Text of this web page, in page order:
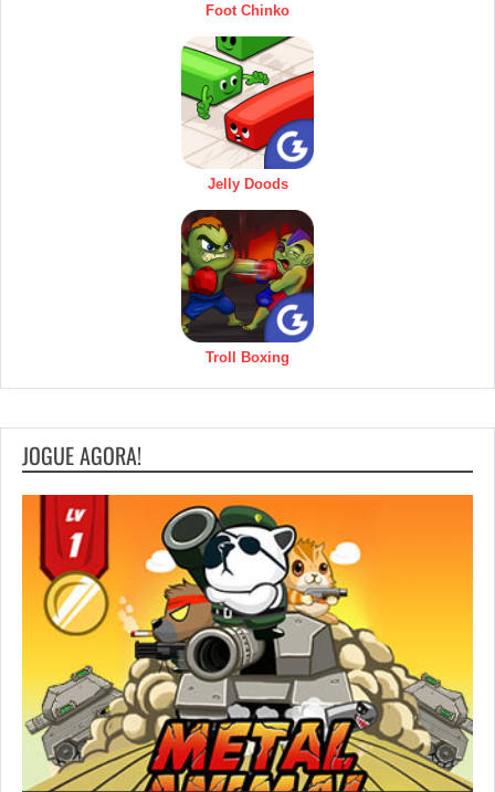
Foot Chinko
Jelly Doods
Troll Boxing
JOGUE AGORA!